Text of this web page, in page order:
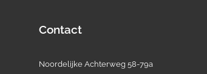
Contact
Noordelijke Achterweg 58-79a